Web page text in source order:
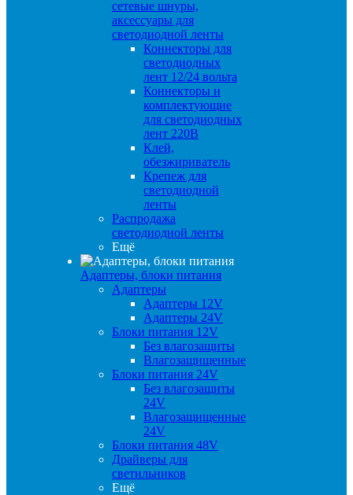
сетевые шнуры,
аксессуары для
светодиодной ленты
Коннекторы для
светодиодных
лент 12/24 вольта
Коннекторы и
комплектующие
для светодиодных
лент 220В
Клей,
обезжириватель
Крепеж для
светодиодной
ленты
Распродажа
светодиодной ленты
Ещё
Адаптеры, блоки питания
Адаптеры
Адаптеры 12V
Адаптеры 24V
Блоки питания 12V
Без влагозащиты
Влагозащищенные
Блоки питания 24V
Без влагозащиты
24V
Влагозащищенные
24V
Блоки питания 48V
Драйверы для
светильников
Ещё